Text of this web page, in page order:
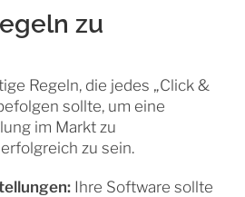
zu
Regeln, die jedes „Click &
sollte, um eine
im Markt zu
zu sein.
Ihre Software sollte